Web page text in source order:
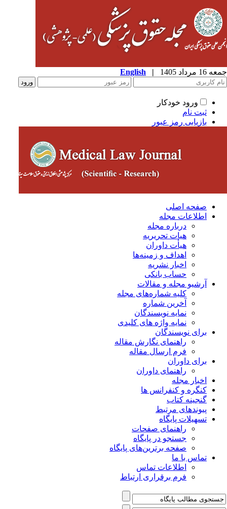
مرداد 1405 |
English
ورود خودکار
ثبت نام
بازیابی رمز عبور
صفحه اصلی
اطلاعات مجله
درباره مجله
هیات تحریریه
هیأت داوران
اهداف و زمینه‌ها
اخبار نشریه
حساب بانکی
آرشیو مجله و مقالات
کلیه شماره‌های مجله
آخرین شماره
نمایه نویسندگان
نمایه واژه های کلیدی
برای نویسندگان
راهنمای نگارش مقاله
فرم ارسال مقاله
برای داوران
راهنمای داوران
اخبار مجله
کنگره و کنفرانس ها
گنجینه کتاب
پیوندهای مرتبط
تسهیلات پایگاه
راهنمای صفحات
جستجو در پایگاه
صفحه برترین‌های پایگاه
تماس با ما
اطلاعات تماس
فرم برقراری ارتباط